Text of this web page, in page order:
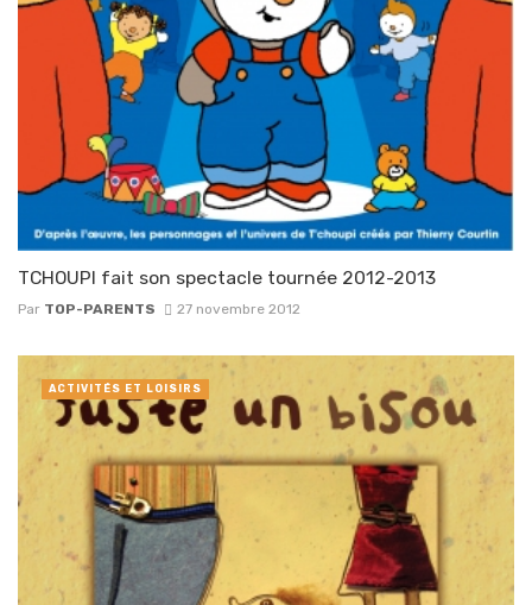
TCHOUPI fait son spectacle tournée 2012-2013
Par TOP-PARENTS 27 novembre 2012
ACTIVITÉS ET LOISIRS